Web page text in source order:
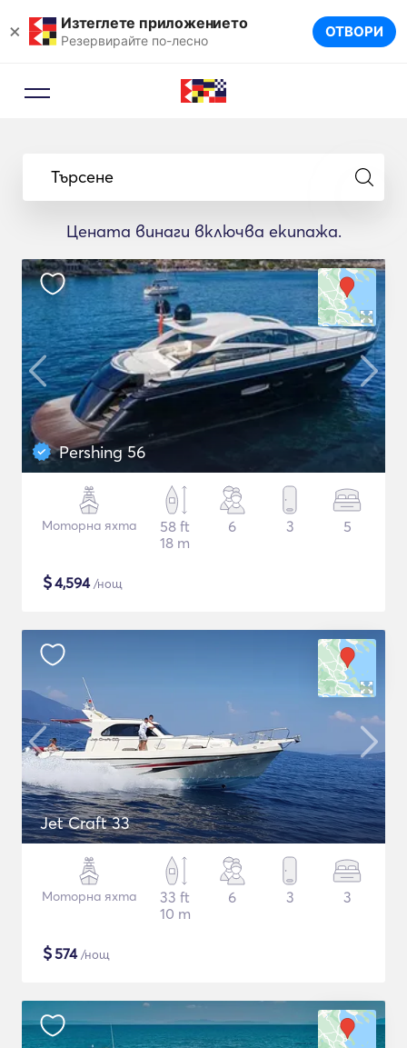
× Изтеглете приложението
Резервирайте по-лесно ОТВОРИ
Търсене
Цената винаги включва екипажа.
Pershing 56
Моторна яхта
58 ft
18 m
6 3 5
$4,594/нощ
Jet Craft 33
Моторна яхта
33 ft
10 m
6 3 3
$574/нощ